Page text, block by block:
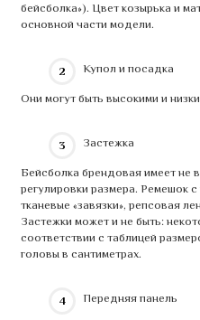
бейсболка»). Цвет козырька и
основной части модели.
Купол и посадка
Они могут быть высокими и
Застежка
Бейсболка брендовая имеет не
регулировки размера. Ремешок
тканевые «завязки», репсовая
Застежки может и не быть:
соответствии с таблицей
головы в сантиметрах.
Передняя панель